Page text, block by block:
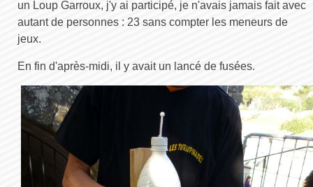
un Loup Garroux, j'y ai participé, je n'avais jamais fait avec
autant de personnes : 23 sans compter les meneurs de
jeux.
En fin d'après-midi, il y avait un lancé de fusées.